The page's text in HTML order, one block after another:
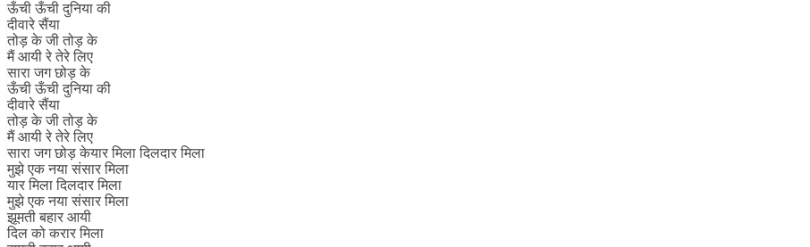
ऊँची ऊँची दुनिया की
दीवारे सैंया
तोड़ के जी तोड़ के
मैं आयी रे तेरे लिए
सारा जग छोड़ के
ऊँची ऊँची दुनिया की
दीवारे सैंया
तोड़ के जी तोड़ के
मैं आयी रे तेरे लिए
सारा जग छोड़ केयार मिला दिलदार मिला
मुझे एक नया संसार मिला
यार मिला दिलदार मिला
मुझे एक नया संसार मिला
झूमती बहार आयी
दिल को करार मिला